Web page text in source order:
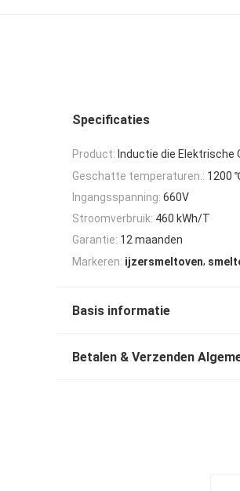
Specificaties
Product: Inductie die Elektrische
Geschatte temperaturen.: 1200
Ingangsspanning: 660V
Stroomverbruik: 460 kWh/T
Garantie: 12 maanden
Markeren: ijzersmeltoven,
Basis informatie
Betalen & Verzenden